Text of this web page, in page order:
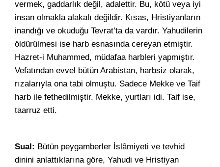
vermek, gaddarlık değil, adalettir. Bu, kötü veya iyi
insan olmakla alakalı değildir. Kısas, Hristiyanların
inandığı ve okuduğu Tevrat’ta da vardır. Yahudilerin
öldürülmesi ise harb esnasında cereyan etmiştir.
Hazret-i Muhammed, müdafaa harbleri yapmıştır.
Vefatından evvel bütün Arabistan, harbsiz olarak,
rızalarıyla ona tabi olmuştu. Sadece Mekke ve Taif
harb ile fethedilmiştir. Mekke, yurtları idi. Taif ise,
taarruz etti.
Sual: Bütün peygamberler İslâmiyeti ve tevhid
dinini anlattıklarına göre, Yahudi ve Hristiyan